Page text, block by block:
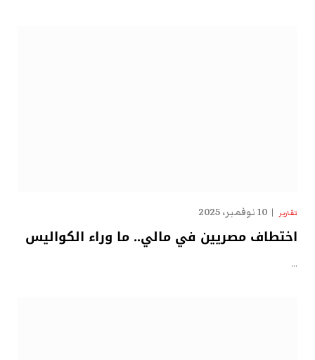
تقارير 10 نوفمبر، 2025
اختطاف مصريين في مالي.. ما وراء الكواليس
…